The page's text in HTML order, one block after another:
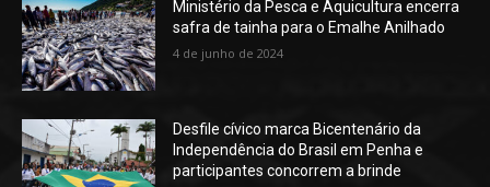
Ministério da Pesca e Aquicultura encerra
safra de tainha para o Emalhe Anilhado
4 de junho de 2024
Desfile cívico marca Bicentenário da
Independência do Brasil em Penha e
participantes concorrem a brinde